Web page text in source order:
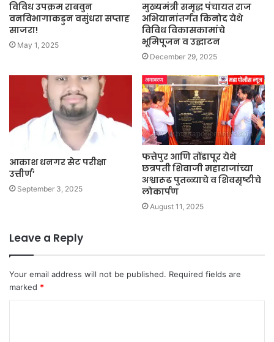
विविध उपक्रम राबवुन
वनविभागाकडुन वसुंधरा सप्ताह
साजरा!
May 1, 2025
मुख्यमंत्री समृद्ध पंचायत राज
अभियानांतर्गत किनोद येथे
विविध विकासकामांचे
भूमिपूजन व उद्घाटन
December 29, 2025
आकाश धनगर सेट परीक्षा
उत्तीर्ण’
September 3, 2025
फत्तेपुर आणि तोंडापूर येथे
छत्रपती शिवाजी महाराजांच्या
अश्वारूढ पुतळ्याचे व शिवसृष्टीचे
लोकार्पण
August 11, 2025
Leave a Reply
Your email address will not be published. Required fields are
marked *